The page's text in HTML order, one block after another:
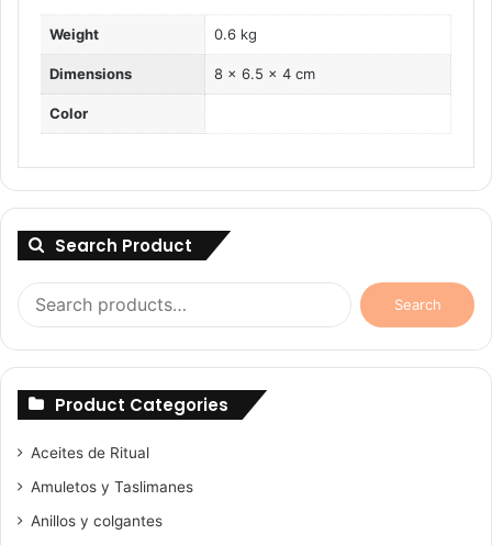
Weight 0.6 kg
Dimensions 8 × 6.5 × 4 cm
Color
Search Product
Search
for:
Search
Product Categories
Aceites de Ritual
Amuletos y Taslimanes
Anillos y colgantes